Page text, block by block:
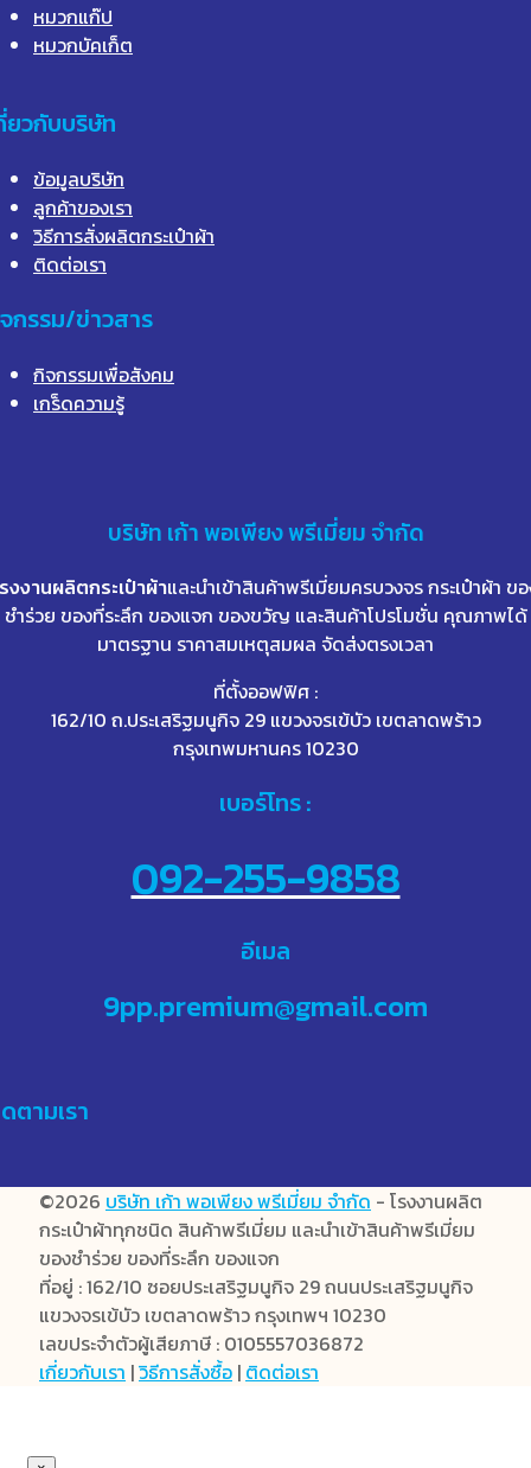
หมวกแก๊ป
หมวกบัคเก็ต
ยวกับบริษัท
ข้อมูลบริษัท
ลูกค้าของเรา
วิธีการสั่งผลิตกระเป๋าผ้า
ติดต่อเรา
กรรม/ข่าวสาร
กิจกรรมเพื่อสังคม
เกร็ดความรู้
บริษัท เก้าพอเพียง พรีเมี่ยม จำกัด
งงานผลิตกระเป๋าผ้าและนำเข้าสินค้าพรีเมี่ยมครบวงจร กระเป๋าผ้า ข
ชำร่วย ของที่ระลึก ของแจก ของขวัญ และสินค้าโปรโมชั่น คุณภาพได้
มาตรฐาน ราคาสมเหตุสมผล จัดส่งตรงเวลา
ที่ตั้งออฟฟิศ :
162/10 ถ.ประเสริฐมนูกิจ 29 แขวงจรเข้บัว เขตลาดพร้าว
กรุงเทพมหานคร 10230
เบอร์โทร :
092-255-9858
อีเมล
9pp.premium@gmail.com
ตามเรา
©2026 บริษัท เก้า พอเพียง พรีเมี่ยม จำกัด - โรงงานผลิต
กระเป๋าผ้าทุกชนิด สินค้าพรีเมี่ยม และนำเข้าสินค้าพรีเมี่ยม
ของชำร่วย ของที่ระลึก ของแจก
ที่อยู่ : 162/10 ซอยประเสริฐมนูกิจ 29 ถนนประเสริฐมนูกิจ
แขวงจรเข้บัว เขตลาดพร้าว กรุงเทพฯ 10230
เลขประจำตัวผู้เสียภาษี : 0105557036872
เกี่ยวกับเรา |วิธีการสั่งซื้อ | ติดต่อเรา